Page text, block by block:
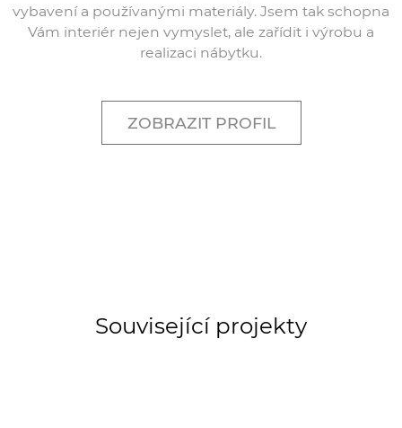
vybavení a používanými materiály. Jsem tak schopna
Vám interiér nejen vymyslet, ale zařídit i výrobu a
realizaci nábytku.
ZOBRAZIT PROFIL
Související projekty